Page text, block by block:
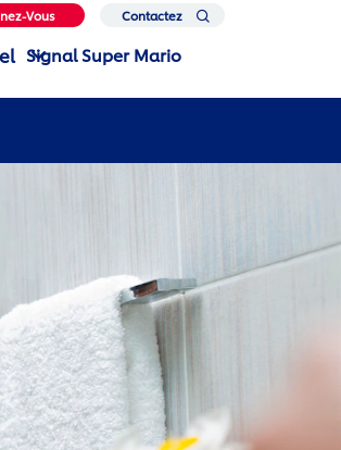
Vous
Contactez
Signal Super Mario